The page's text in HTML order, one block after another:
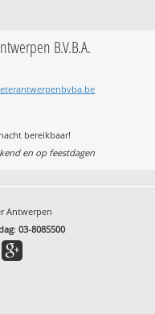
B.V.B.A.
bereikbaar!
en op feestdagen
Antwerpen
:03-8085500